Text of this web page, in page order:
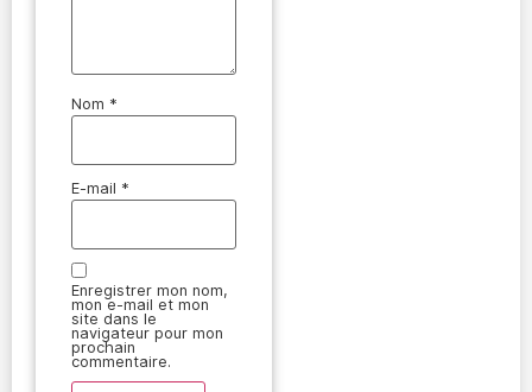
Nom *
E-mail *
Enregistrer mon nom,
mon e-mail et mon
site dans le
navigateur pour mon
prochain
commentaire.